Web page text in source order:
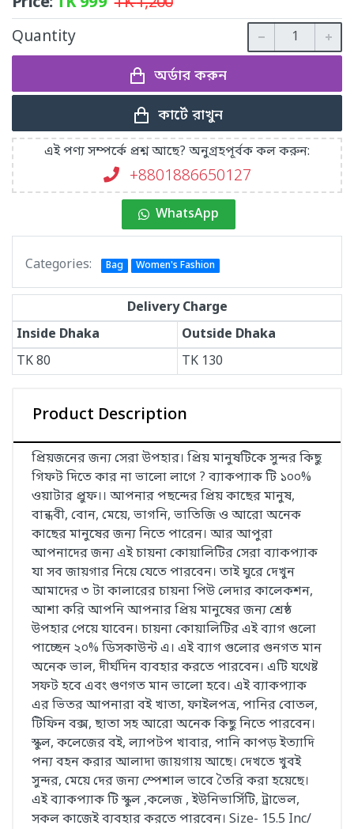
Quantity
অর্ডার করুন
কার্টে রাখুন
এই পণ্য সম্পর্কে প্রশ্ন আছে? অনুগ্রহপূর্বক কল করুন:
+8801886650127
WhatsApp
Categories: Bag Women's Fashion
Delivery Charge
Inside Dhaka
Outside Dhaka
TK80 TK 130
Product Description
প্রিয়জনের জন্য সেরা উপহার। প্রিয় মানুষটিকে সুন্দর কিছু
গিফট দিতে কার না ভালো লাগে ? ব্যাকপ্যাক টি ১০০%
ওয়াটার প্রুফ।। আপনার পছন্দের প্রিয় কাছের মানুষ,
বান্ধবী, বোন, মেয়ে, ভাগনি, ভাতিজি ও আরো অনেক
কাছের মানুষের জন্য নিতে পারেন। আর আপুরা
আপনাদের জন্য এই চায়না কোয়ালিটির সেরা ব্যাকপ্যাক
যা সব জায়গার নিয়ে যেতে পারবেন। তাই ঘুরে দেখুন
আমাদের ৩ টা কালারের চায়না পিউ লেদার কালেকশন,
আশা করি আপনি আপনার প্রিয় মানুষের জন্য শ্রেষ্ঠ
উপহার পেয়ে যাবেন। চায়না কোয়ালিটির এই ব্যাগ গুলো
পাচ্ছেন ২০% ডিসকাউন্ট এ। এই ব্যাগ গুলোর গুনগত মান
অনেক ভাল, দীর্ঘদিন ব্যবহার করতে পারবেন। এটি যথেষ্ট
সফট হবে এবং গুণগত মান ভালো হবে। এই ব্যাকপ্যাক
এর ভিতর আপনারা বই খাতা, ফাইলপত্র, পানির বোতল,
টিফিন বক্স, ছাতা সহ আরো অনেক কিছু নিতে পারবেন।
স্কুল, কলেজের বই, ল্যাপটপ খাবার, পানি কাপড় ইত্যাদি
পন্য বহন করার আলাদা জায়গায় আছে। দেখতে খুবই
সুন্দর, মেয়ে দের জন্য স্পেশাল ভাবে তৈরি করা হয়েছে।
এই ব্যাকপ্যাক টি স্কুল ,কলেজ , ইউনিভার্সিটি, ট্রাভেল,
সকল কাজেই ব্যবহার করতে পারবেন। Size- 15.5 Inc/